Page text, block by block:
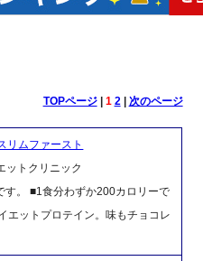
TOPページ| 1 2| 次のページ
リムファースト
トクリニック
。 ■1食分わずか200カロリーで
エットプロテイン。味もチョコレ